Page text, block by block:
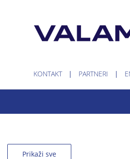
KONTAKT PARTNERI
Prikaži sve